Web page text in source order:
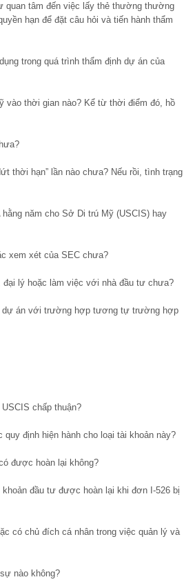
quan tâm đến việc lấy thẻ thường thường
hạn để đặt câu hỏi và tiến hành thẩm
trong quá trình thẩm định dự án của
vào thời gian nào? Kể từ thời điểm đó, hồ
thời hạn” lần nào chưa? Nếu rồi, tình trạng
năm cho Sở Di trú Mỹ (USCIS) hay
xem xét của SEC chưa?
lý hoặc làm việc với nhà đầu tư chưa?
dự án với trường hợp tương tự trường hợp
chấp thuận?
định hiện hành cho loại tài khoản này?
được hoàn lại không?
đầu tư được hoàn lại khi đơn I-526 bị
có chủ đích cá nhân trong việc quản lý và
nào không?